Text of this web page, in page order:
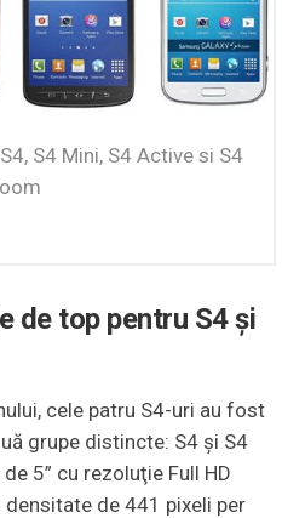
S4 Mini, S4 Active si S4
de top pentru S4 şi
cele patru S4-uri au fost
grupe distincte: S4 şi S4
5” cu rezoluţie Full HD
de 441 pixeli per